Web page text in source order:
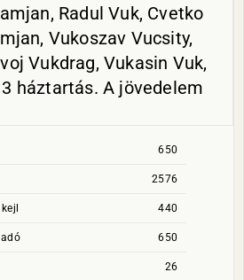
Radul Vuk, Cvetko
Vukoszav Vucsity,
Vukdrag, Vukasin Vuk,
háztartás. A jövedelem
650
2576
440
650
26